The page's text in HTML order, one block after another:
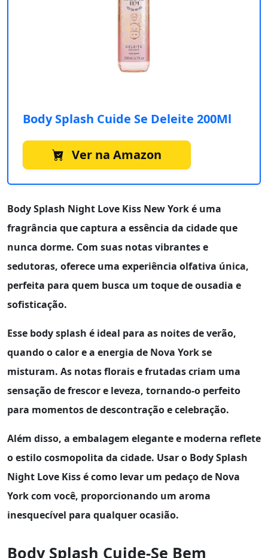
Body Splash Cuide Se Deleite 200Ml
Ver na Amazon
Body Splash Night Love Kiss New Yorké uma
fragrância que captura a essência da cidade que
nunca dorme. Com suas notas vibrantes e
sedutoras, oferece uma experiência olfativa única,
perfeita para quem busca um toque de ousadia e
sofisticação.
Esse body splash é ideal para as noites de verão,
quando o calor e a energia de Nova York se
misturam. As notas floraise frutadas criam uma
sensação de frescor e leveza, tornando-o perfeito
para momentos de descontração e celebração.
Além disso, a embalagem elegante e moderna reflete
o estilo cosmopolita da cidade. Usar o Body Splash
Night Love Kissé como levar um pedaço de Nova
York com você, proporcionando um aroma
inesquecível para qualquer ocasião.
Body Splash Cuide-Se Bem